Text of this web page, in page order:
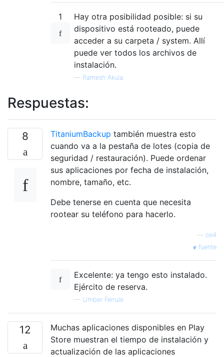
1
Hay otra posibilidad posible: si su
dispositivo está rooteado, puede
acceder a su carpeta / system. Allí
puede ver todos los archivos de
instalación.
— Ramesh Akula
Respuestas:
8 TitaniumBackup también muestra esto
cuando va a la pestaña de lotes (copia de
seguridad / restauración). Puede ordenar
sus aplicaciones por fecha de instalación,
nombre, tamaño, etc.
Debe tenerse en cuenta que necesita
rootear su teléfono para hacerlo.
ce4
fuente
Excelente: ya tengo esto instalado.
Ejército de reserva.
— Umber Ferrule
12
Muchas aplicaciones disponibles en Play
Store muestran el tiempo de instalación y
actualización de las aplicaciones